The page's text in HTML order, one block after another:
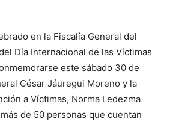
en la Fiscalía General del
Día Internacional de las Víctimas
este sábado 30 de
César Jáuregui Moreno y la
a Víctimas, Norma Ledezma
de 50 personas que cuentan